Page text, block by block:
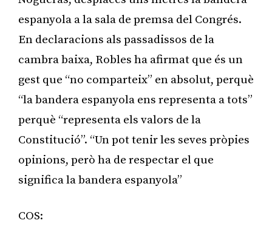
espanyola a la sala de premsa del Congrés.
En declaracions als passadissos de la
cambra baixa, Robles ha afirmat que és un
gest que “no comparteix” en absolut, perquè
“la bandera espanyola ens representa a tots”
perquè “representa els valors de la
Constitució”. “Un pot tenir les seves pròpies
opinions, però ha de respectar el que
significa la bandera espanyola”
COS: